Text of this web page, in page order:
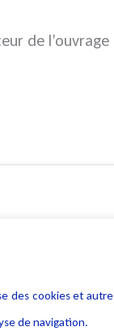
de l’ouvrage
des cookies et
de navigation.